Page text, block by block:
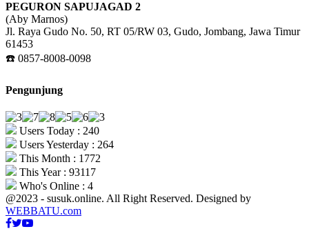
PEGURON SAPUJAGAD 2
(Aby Marnos)
Jl. Raya Gudo No. 50, RT 05/RW 03, Gudo, Jombang, Jawa Timur
61453
☎️ 0857-8008-0098
Pengunjung
Users Today : 240
Users Yesterday : 264
This Month : 1772
This Year : 93117
Who's Online : 4
@2023 - susuk.online. All Right Reserved. Designed by
WEBBATU.com
Facebook
Twitter
Youtube